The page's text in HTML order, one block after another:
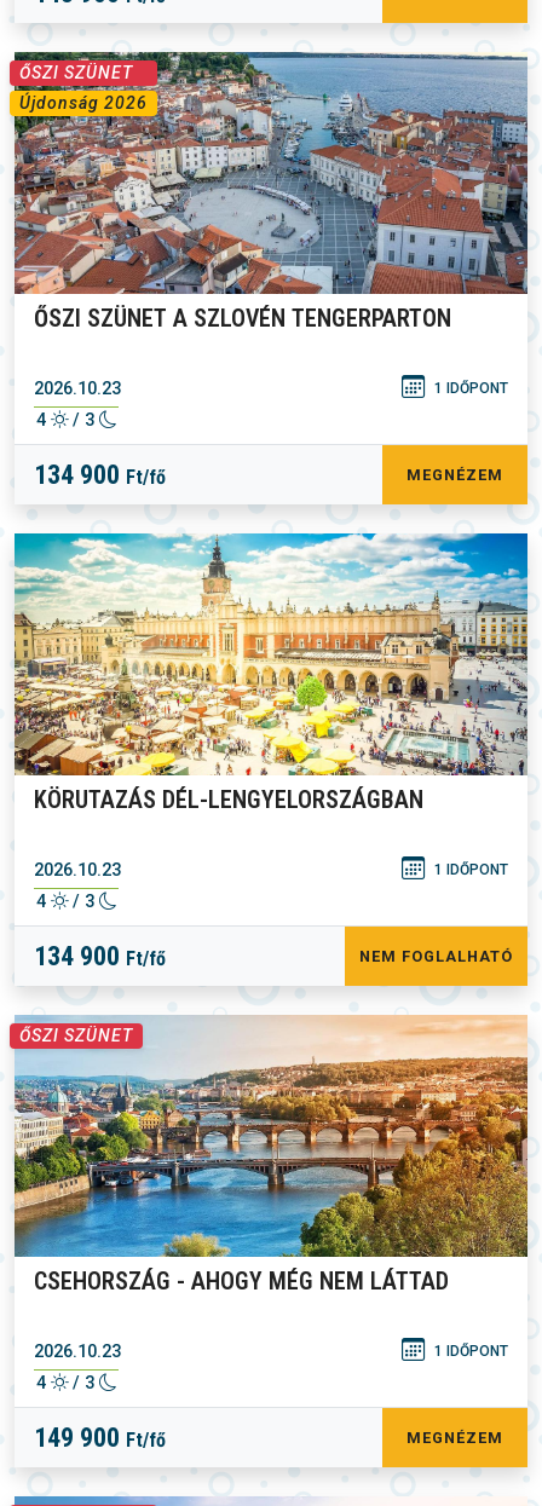
ŐSZI SZÜNET
Újdonság 2026
ŐSZI SZÜNET A SZLOVÉN TENGERPARTON
2026.10.23 1 IDŐPONT
4 / 3
134 900 Ft/fő MEGNÉZEM
KÖRUTAZÁS DÉL-LENGYELORSZÁGBAN
2026.10.23 1 IDŐPONT
4 / 3
134 900 Ft/fő NEM FOGLALHATÓ
ŐSZI SZÜNET
CSEHORSZÁG - AHOGY MÉG NEM LÁTTAD
2026.10.23 1 IDŐPONT
4 / 3
149 900 Ft/fő MEGNÉZEM